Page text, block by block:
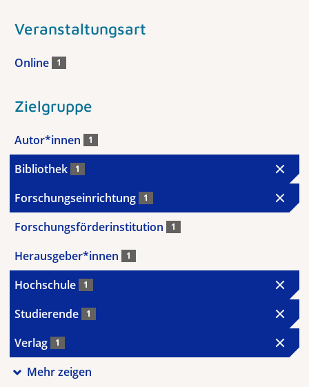
Veranstaltungsart
Online 1
Zielgruppe
Autor*innen 1
Bibliothek 1
Forschungseinrichtung 1
Forschungsförderinstitution 1
Herausgeber*innen 1
Hochschule 1
Studierende 1
Verlag 1
Mehr zeigen